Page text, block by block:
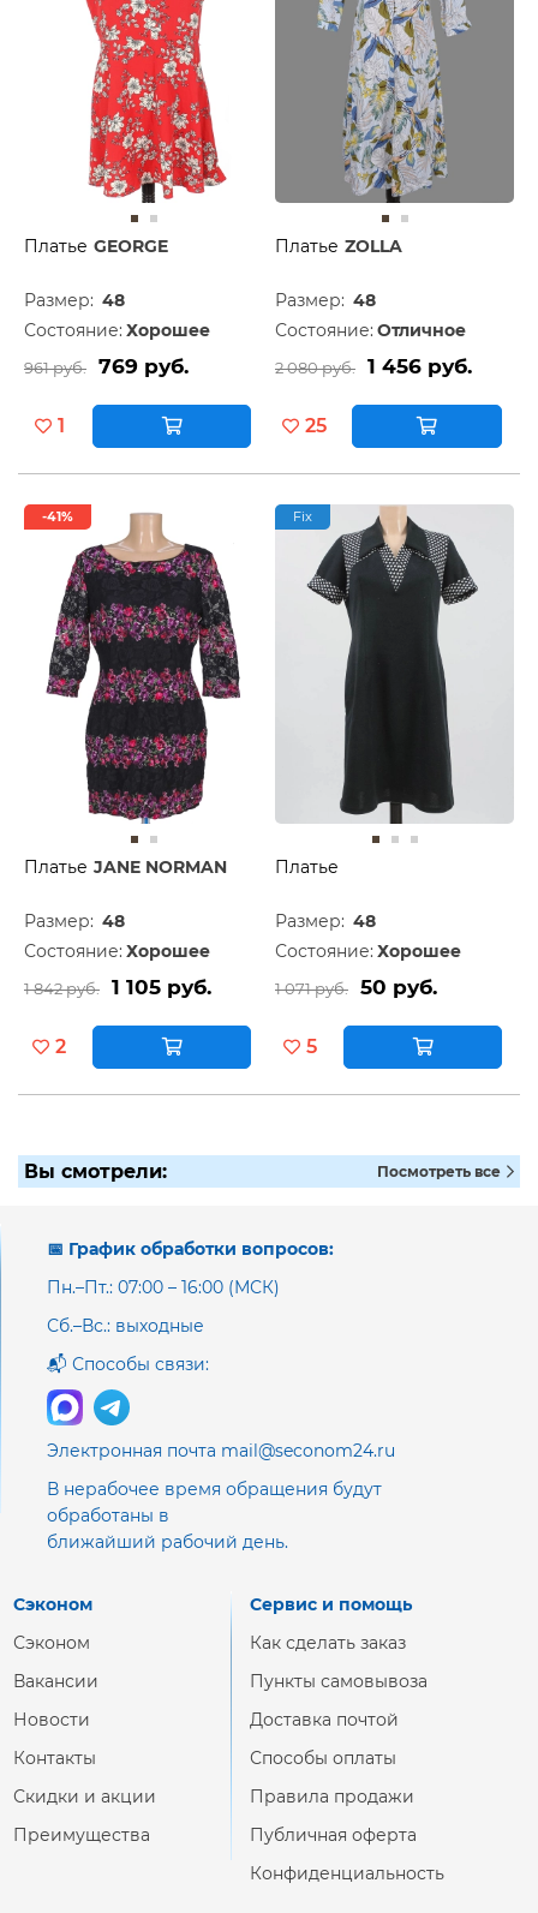
Платье GEORGE
Размер: 48
Состояние: Хорошее
961 руб. 769 руб.
1
Платье ZOLLA
Размер: 48
Состояние: Отличное
2 080 руб. 1 456 руб.
25
-41%
Платье JANE NORMAN
Размер: 48
Состояние: Хорошее
1 842 руб. 1 105 руб.
2
Fix
Платье
Размер: 48
Состояние: Хорошее
1 071 руб. 50 руб.
5
Вы смотрели: Посмотреть все
📅 График обработки вопросов:
Пн.–Пт.: 07:00 – 16:00 (МСК)
Сб.–Вс.: выходные
📬 Способы связи:
Электронная почта mail@seconom24.ru
В нерабочее время обращения будут
обработаны в
ближайший рабочий день.
Сэконом
Сэконом
Вакансии
Новости
Контакты
Скидки и акции
Преимущества
Сервис и помощь
Как сделать заказ
Пункты самовывоза
Доставка почтой
Способы оплаты
Правила продажи
Публичная оферта
Конфиденциальность